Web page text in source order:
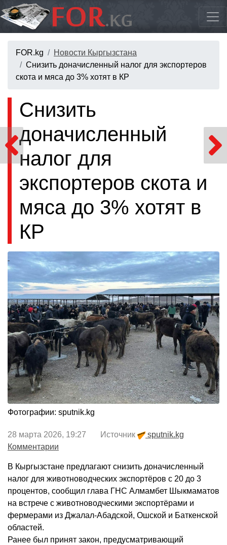
FOR.kg
Новости Кыргызстана
Снизить доначисленный налог для экспортеров
скота и мяса до 3% хотят в КР
Снизить
доначисленный
налог для
экспортеров скота и
мяса до 3% хотят в
КР
Фотографии: sputnik.kg
28 марта 2026, 19:27 Источник
sputnik.kg
Комментарии
В Кыргызстане предлагают снизить доначисленный
налог для животноводческих экспортёров с 20 до 3
процентов, сообщил глава ГНС Алмамбет Шыкмаматов
на встрече с животноводческими экспортёрами и
фермерами из Джалал-Абадской, Ошской и Баткенской
областей.
Ранее был принят закон, предусматривающий